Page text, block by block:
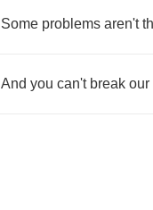
Some problems aren't
And you can't break our